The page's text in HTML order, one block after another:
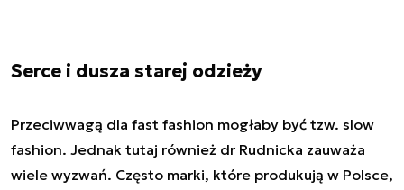
Serce i dusza starej odzieży
Przeciwwagą dla fast fashion mogłaby być tzw. slow
fashion. Jednak tutaj również dr Rudnicka zauważa
wiele wyzwań. Często marki, które produkują w Polsce,